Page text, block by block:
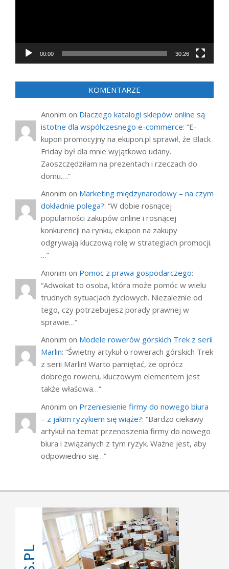
00:00 30:26
KOMENTARZE
Anonim on Dlaczego katalogi sklepów online są
istotne dla współczesnego e-commerce: “E-
kupon promocyjny na ekupon.pl sprawił, że Black
Friday był dla mnie wyjątkowo udany.
Zaoszczędziłam na prezentach i rzeczach do
domu.…”
Anonim on Marketing międzynarodowy – na czym
dokładnie polega?: “W dobie rosnącej
popularności zakupów online i rosnącej
konkurencji na rynku, ekupon na zakupy
odgrywają kluczową rolę w strategiach promocji.
…”
Anonim on Pomoc z prawa gospodarczego:
“Adwokat to osoba, która może pomóc w wielu
trudnych sytuacjach życiowych. Niezależnie od
tego, czy potrzebujesz porady prawnej w
sprawie…”
Anonim on Modele rowerów górskich Trek z serii
Marlin: “Świetny artykuł o rowerach górskich Trek
z serii Marlin! Warto pamiętać, że oprócz
dobrego roweru, kluczowym elementem jest
także właściwa…”
Anonim on Przeniesienie firmy do nowego biura
– z jakim ryzykiem się wiąże?: “Bardzo ciekawy
artykuł na temat przenoszenia firmy do nowego
biura i związanych z tym ryzyk. Ważne jest, aby
odpowiednio się…”